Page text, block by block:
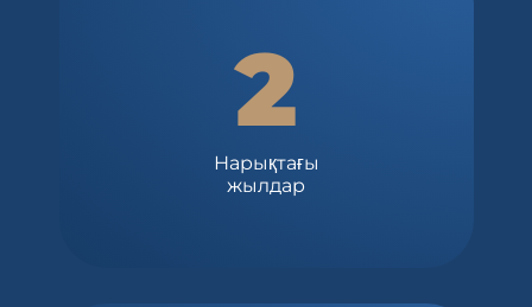
2
Нарықтағы
жылдар